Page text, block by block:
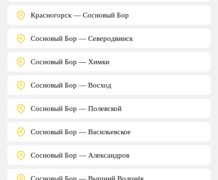
Красногорск — Сосновый Бор
Сосновый Бор — Северодвинск
Сосновый Бор — Химки
Сосновый Бор — Восход
Сосновый Бор — Полевской
Сосновый Бор — Васильевское
Сосновый Бор — Александров
Сосновый Бор — Вышний Волочёк